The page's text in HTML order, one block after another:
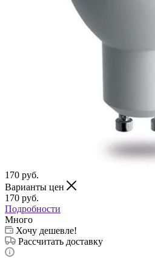
170 руб.
Варианты цен
170 руб.
Подробности
Много
Хочу дешевле!
Рассчитать доставку